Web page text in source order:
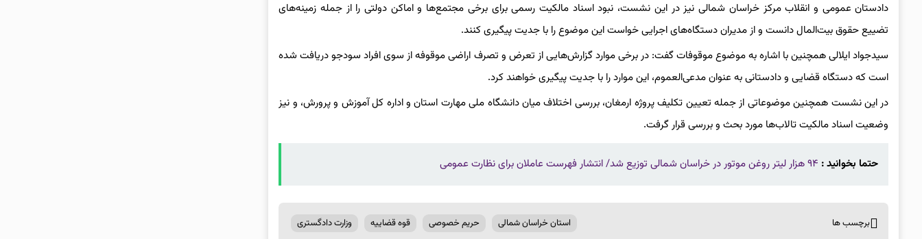
دادستان عمومی و انقلاب مرکز خراسان شمالی نیز در این نشست، نبود اسناد مالکیت رسمی برای برخی مجتمع‌ها و اماکن دولتی را از جمله زمینه‌های
تضییع حقوق بیت‌المال دانست و از مدیران دستگاه‌های اجرایی خواست این موضوع را با جدیت پیگیری کنند.
سیدجواد ایلالی همچنین با اشاره به موضوع موقوفات گفت: در برخی موارد گزارش‌هایی از تعرض و تصرف اراضی موقوفه از سوی افراد سودجو دریافت شده
است که دستگاه قضایی و دادستانی به عنوان مدعی‌العموم، این موارد را با جدیت پیگیری خواهند کرد.
در این نشست همچنین موضوعاتی از جمله تعیین تکلیف پروژه ارمغان، بررسی اختلاف میان دانشگاه ملی مهارت استان و اداره کل آموزش و پرورش، و نیز
وضعیت اسناد مالکیت تالاب‌ها مورد بحث و بررسی قرار گرفت.
حتما بخوانید : ۹۴ هزار لیتر روغن موتور در خراسان شمالی توزیع شد/ انتشار فهرست عاملان برای نظارت عمومی
برچسب ها استان خراسان شمالی حریم خصوصی قوه قضاییه وزارت دادگستری